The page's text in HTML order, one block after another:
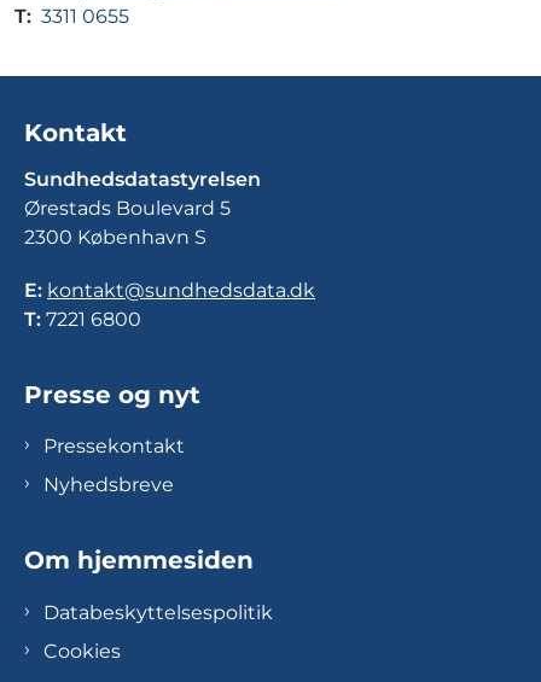
T: 3311 0655
Kontakt
Sundhedsdatastyrelsen
Ørestads Boulevard 5
2300 København S
E: kontakt@sundhedsdata.dk
T: 7221 6800
Presse og nyt
Pressekontakt
Nyhedsbreve
Om hjemmesiden
Databeskyttelsespolitik
Cookies